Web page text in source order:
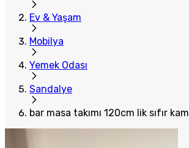
Ev & Yaşam
Mobilya
Yemek Odası
Sandalye
bar masa takımı 120cm lik sıfır